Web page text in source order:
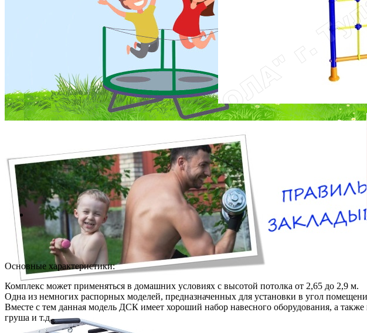
Основные характеристики:
Комплекс может применяться в домашних условиях с высотой потолка от 2,65 до 2,9 м.
Одна из немногих распорных моделей, предназначенных для установки в угол
Вместе с тем данная модель ДСК имеет хороший набор навесного оборудования, а
груша и т.д.